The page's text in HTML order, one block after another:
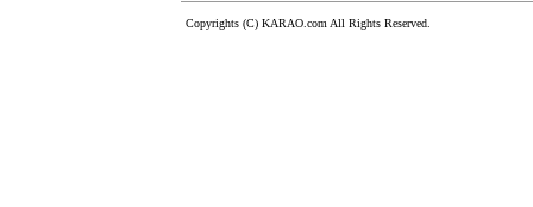
Copyrights (C) KARAO.com All Rights Reserved.